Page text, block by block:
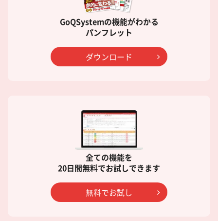
GoQSystemの機能がわかる
パンフレット
ダウンロード
全ての機能を
20日間無料でお試しできます
無料でお試し